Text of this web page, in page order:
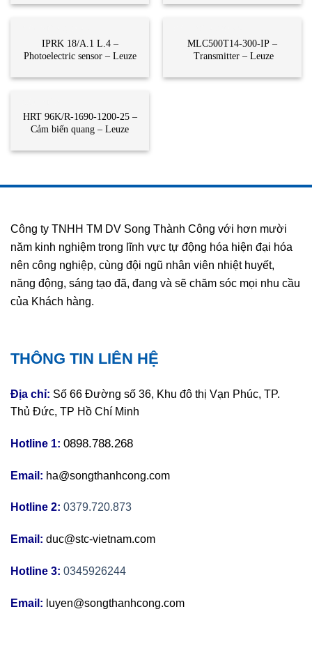
IPRK 18/A.1 L.4 –
Photoelectric sensor – Leuze
MLC500T14-300-IP –
Transmitter – Leuze
HRT 96K/R-1690-1200-25 –
Cảm biến quang – Leuze
Công ty TNHH TM DV Song Thành Công với hơn mười
năm kinh nghiệm trong lĩnh vực tự động hóa hiện đại hóa
nên công nghiệp, cùng đội ngũ nhân viên nhiệt huyết,
năng động, sáng tạo đã, đang và sẽ chăm sóc mọi nhu cầu
của Khách hàng.
THÔNG TIN LIÊN HỆ
Địa chỉ: Số 66 Đường số 36, Khu đô thị Vạn Phúc, TP.
Thủ Đức, TP Hồ Chí Minh
Hotline 1: 0898.788.268
Email: ha@songthanhcong.com
Hotline 2: 0379.720.873
Email: duc@stc-vietnam.com
Hotline 3: 0345926244
Email: luyen@songthanhcong.com